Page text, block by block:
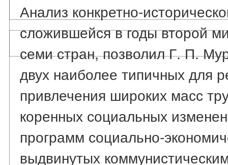
Анализ конкретно-
сложившейся в годы второй
семи стран, позволил Г. П.
двух наиболее типичных для
привлечения широких масс
коренных социальных
программ социально-
выдвинутых